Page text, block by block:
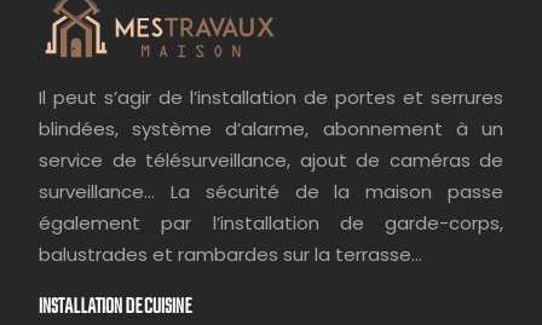
Il peut s’agir de l’installation de portes et serrures
blindées, système d’alarme, abonnement à un
service de télésurveillance, ajout de caméras de
surveillance… La sécurité de la maison passe
également par l’installation de garde-corps,
balustrades et rambardes sur la terrasse…
INSTALLATION DE CUISINE